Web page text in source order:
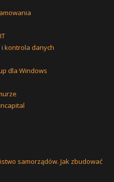
kontrola danych
dla Windows
samorządów. Jak zbudować